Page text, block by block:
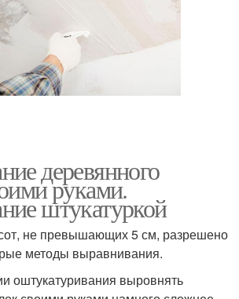
деревянного
руками.
штукатуркой
не превышающих 5 см, разрешено
методы выравнивания.
оштукатуривания выровнять